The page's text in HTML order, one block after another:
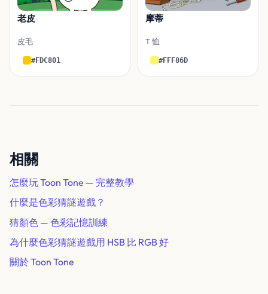
老皮
皮毛
#FDC801
摩蒂
T 恤
#FFF86D
相關
怎麼玩 Toon Tone — 完整教學
什麼是色彩猜謎遊戲？
猜顏色 — 色彩記憶訓練
為什麼色彩猜謎遊戲用 HSB 比 RGB 好
關於 Toon Tone